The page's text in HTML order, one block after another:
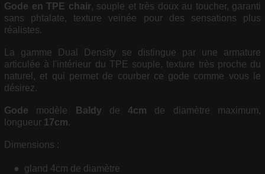
Gode en TPE chair, souple et très doux au toucher, garanti
sans phtalate, texture veinée pour des sensations plus
réalistes.
La gamme Dual Density se distingue par une armature
articulée à l'intérieur du TPE souple, texture très proche du
naturel, et qui permet de courber ce gode comme vous le
désirez.
Gode modèle Baldy de4cm de diamètre maximum,
longueur 17cm.
Dimensions :
gland 4cm de diamètre